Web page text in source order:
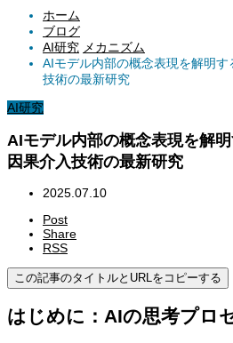
ホーム
ブログ
AI研究 メカニズム
AIモデル内部の概念表現を解明
技術の最新研究
AI研究
AIモデル内部の概念表現を解
因果介入技術の最新研究
2025.07.10
Post
Share
RSS
この記事のタイトルとURLをコピーする
はじめに：AIの思考プロ